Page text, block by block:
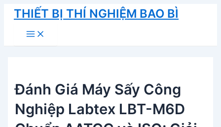
Skip
content
THIẾT BỊ THÍ NGHIỆM BAO BÌ
Main
Menu
Đánh Giá Máy Sấy Công
Nghiệp Labtex LBT-M6D